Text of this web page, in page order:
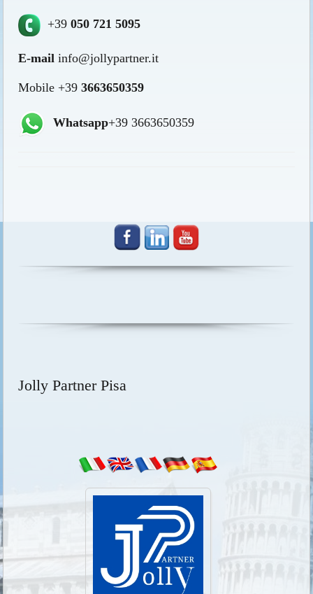
+39050 721 5095
E-mail info@jollypartner.it
Mobile +393663650359
Whatsapp+39 3663650359
Jolly Partner Pisa